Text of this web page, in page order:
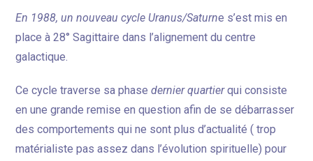
En 1988, un nouveau cycle Uranus/Saturne s’est mis en
place à 28° Sagittaire dans l’alignement du centre
galactique.
Ce cycle traverse sa phase dernier quartierqui consiste
en une grande remise en question afin de se débarrasser
des comportements qui ne sont plus d’actualité ( trop
matérialiste pas assez dans l’évolution spirituelle) pour